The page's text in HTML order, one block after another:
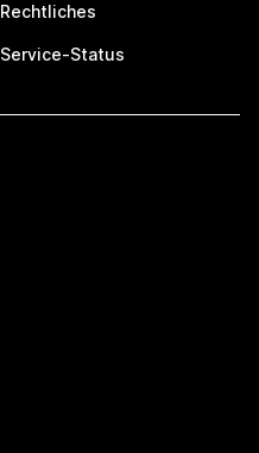
Rechtliches
Service-Status